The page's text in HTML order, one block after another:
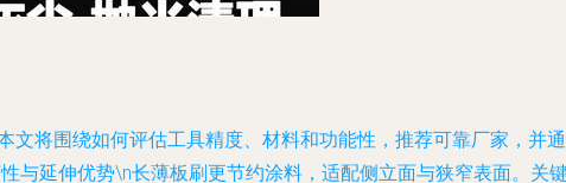
将围绕如何评估工具精度、材料和功能性，推荐可靠厂家，并
与延伸优势\n长薄板刷更节约涂料，适配侧立面与狭窄表面。关